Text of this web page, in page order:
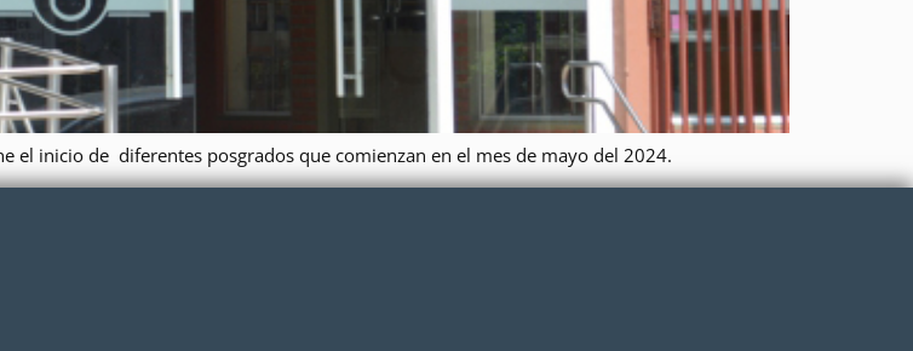
el inicio de diferentes posgrados que comienzan en el mes de mayo del 2024.